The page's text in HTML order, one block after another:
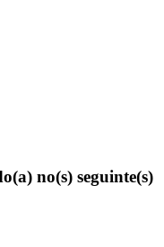
no(s) seguinte(s)